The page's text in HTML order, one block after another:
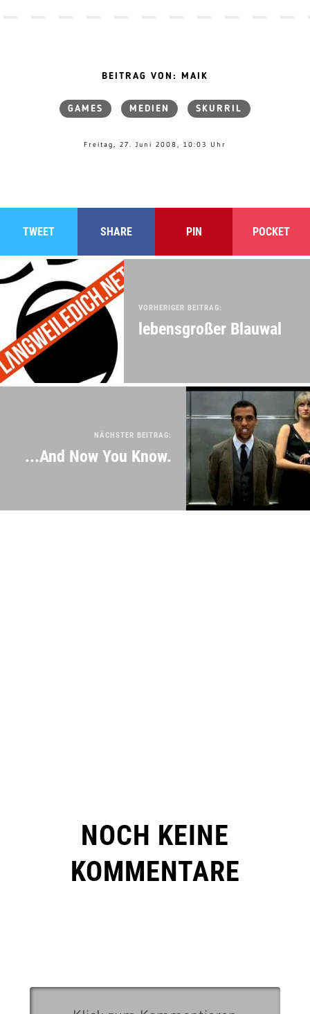
BEITRAG VON: MAIK
GAMES MEDIEN SKURRIL
Freitag, 27. Juni 2008, 10:03 Uhr
TWEET SHARE PIN POCKET
VORHERIGER BEITRAG:
lebensgroßer Blauwal
NÄCHSTER BEITRAG:
...And Now You Know.
NOCH KEINE
KOMMENTARE